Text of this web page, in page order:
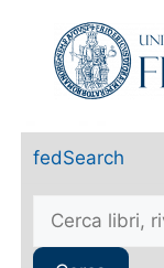
fedSearch